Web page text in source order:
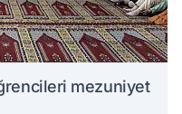
mezuniyet